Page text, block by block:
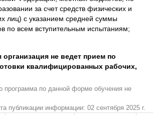
за счет средств физических и
лиц) с указанием средней суммы
по всем вступительным испытаниям;
не ведет прием по
квалифицированных рабочих,
программа по данной форме обучения не
публикации информации: 02 сентября 2025 г.